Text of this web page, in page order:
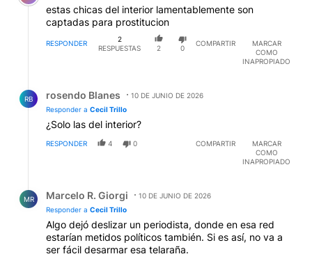
estas chicas del interior lamentablemente son
captadas para prostitucion
RESPONDER
2
RESPUESTAS
2 0
COMPARTIR
MARCAR
COMO
INAPROPIADO
RB rosendo Blanes
10 DE JUNIO DE 2026
Responder a Cecil Trillo
¿Solo las del interior?
RESPONDER 4 0 COMPARTIR
MARCAR
COMO
INAPROPIADO
MR Marcelo R. Giorgi
10 DE JUNIO DE 2026
Responder a Cecil Trillo
Algo dejó deslizar un periodista, donde en esa red
estarían metidos políticos también. Si es así, no va a
ser fácil desarmar esa telaraña.